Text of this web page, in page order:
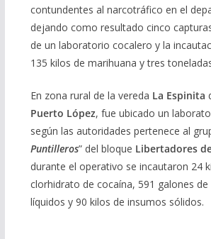
contundentes al narcotráfico en el
dejando como resultado cinco
de un laboratorio cocalero y la
135 kilos de marihuana y tres
En zona rural de la vereda La Espinita
Puerto López, fue ubicado un
según las autoridades pertenece al
Puntilleros” del bloque Libertadores
durante el operativo se incautaron 24
clorhidrato de cocaína, 591 galones de
líquidos y 90 kilos de insumos sólidos.